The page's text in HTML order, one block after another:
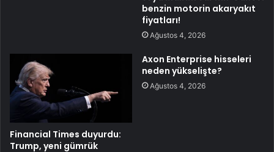
benzin motorin akaryakıt
fiyatları!
Ağustos 4, 2026
Financial Times duyurdu:
Trump, yeni gümrük
Axon Enterprise hisseleri
neden yükselişte?
Ağustos 4, 2026